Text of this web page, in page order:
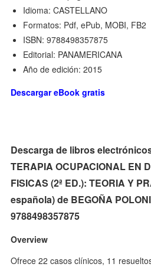
Idioma: CASTELLANO
Formatos: Pdf, ePub, MOBI, FB2
ISBN: 9788498357875
Editorial: PANAMERICANA
Año de edición: 2015
Descargar eBook gratis
Descarga de libros
TERAPIA OCUPACIONAL EN
FISICAS (2ª ED.): TEORIA Y
española) de BEGOÑA
9788498357875
Overview
Ofrece 22 casos clínicos, 11